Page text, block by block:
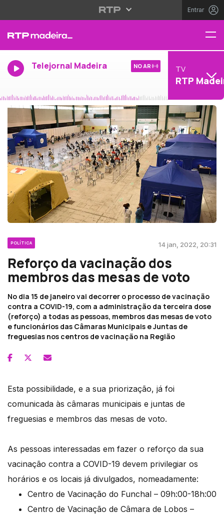
Entrar
Telejornal Madeira NO AR TV
RTP
POLÍTICA 14 jan, 2022, 20:31
Reforço da vacinação dos
membros das mesas de voto
No dia 15 de janeiro vai decorrer o processo de vacinação
contra a COVID-19, com a administração da terceira dose
(reforço) a todas as pessoas, membros das mesas de voto
e funcionários das Câmaras Municipais e Juntas de
freguesias nos centros de vacinação na Região
Esta possibilidade, e a sua priorização, já foi
comunicada às câmaras municipais e juntas de
freguesias e membros das mesas de voto.
As pessoas interessadas em fazer o reforço da sua
vacinação contra a COVID-19 devem privilegiar os
horários e os locais já divulgados, nomeadamente:
Centro de Vacinação do Funchal – 09h:00-18h:00
Centro de Vacinação de Câmara de Lobos –